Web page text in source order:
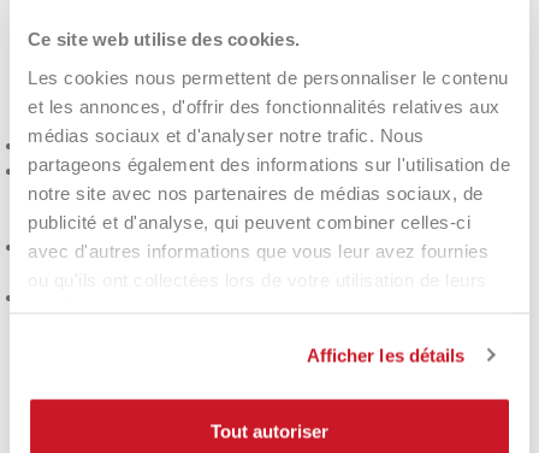
Ce site web utilise des cookies.
Les cookies nous permettent de personnaliser le contenu
et les annonces, d'offrir des fonctionnalités relatives aux
médias sociaux et d'analyser notre trafic. Nous
partageons également des informations sur l'utilisation de
notre site avec nos partenaires de médias sociaux, de
publicité et d'analyse, qui peuvent combiner celles-ci
avec d'autres informations que vous leur avez fournies
Afficher les détails
Tout autoriser
HEAD Boom 25
Alternate Junior 2026 ?
Enfants de 8 à 10 ans mesurant entre127 et 141 cm
Pour les jeunes joueurs de tennis qui souhaitent une
raquette junior inspirée des modèles de compétition, mais
plus facile et plus confortable.
Ceux qui recherchent une raquette avec une large zone de